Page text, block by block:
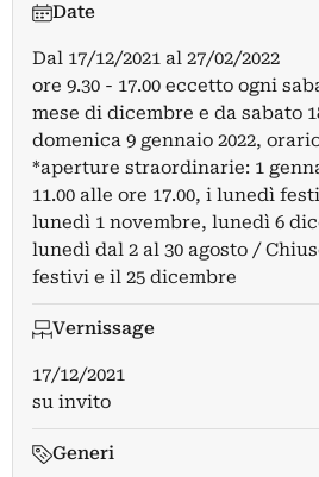
Date
Dal 17/12/2021 al 27/02/2022
ore 9.30 - 17.00 eccetto ogni
mese di dicembre e da sabato
domenica 9 gennaio 2022,
*aperture straordinarie: 1
11.00 alle ore 17.00, i lunedì
lunedì 1 novembre, lunedì 6
lunedì dal 2 al 30 agosto /
festivi e il 25 dicembre
Vernissage
17/12/2021
su invito
Generi